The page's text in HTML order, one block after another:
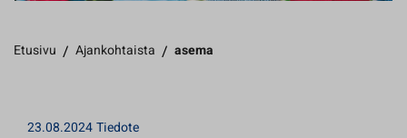
Etusivu / Ajankohtaista / asema
23.08.2024Tiedote